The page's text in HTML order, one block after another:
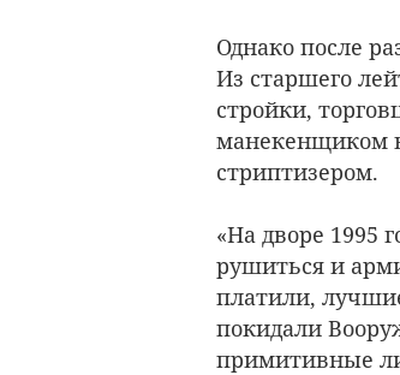
Однако после
Из старшего
стройки,
манекенщиком
стриптизером.
«На дворе 1995
рушиться и
платили,
покидали
примитивные